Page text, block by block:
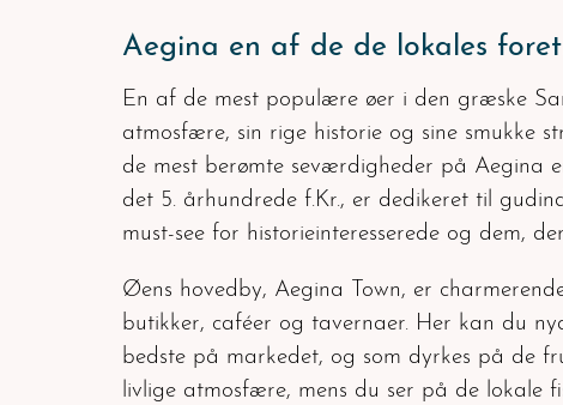
Aegina en af de de lokales
En af de mest populære øer i den græske
atmosfære, sin rige historie og sine smukke
de mest berømte seværdigheder på Aegina
det 5. århundrede f.Kr., er dedikeret til
must-see for historieinteresserede og dem,
Øens hovedby, Aegina Town, er
butikker, caféer og tavernaer. Her kan du
bedste på markedet, og som dyrkes på de
livlige atmosfære, mens du ser på de lokale